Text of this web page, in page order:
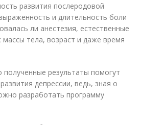
развития послеродовой
и длительность боли
ли анестезия, естественные
тела, возраст и даже время
результаты помогут
депрессии, ведь, зная о
разработать программу